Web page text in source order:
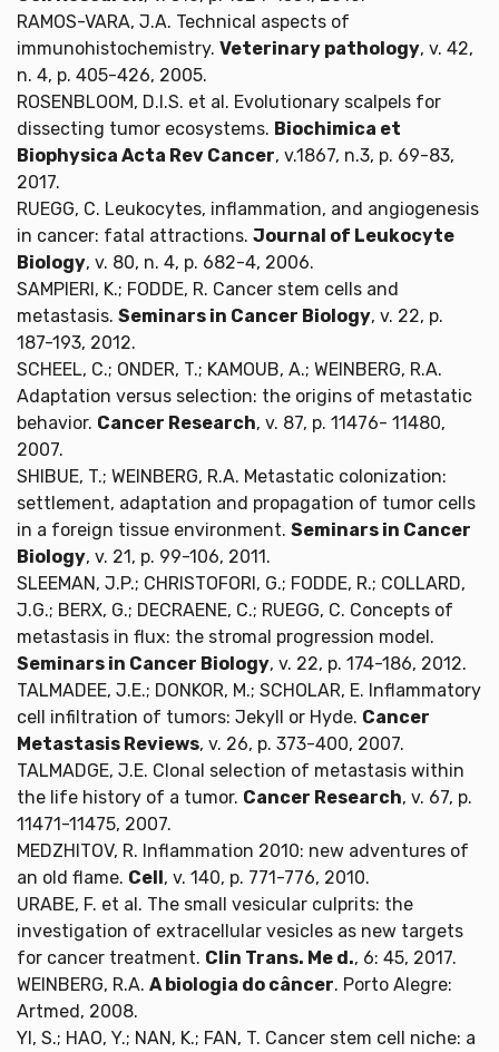
RAMOS-VARA, J.A. Technical aspects of
immunohistochemistry. Veterinary pathology, v. 42,
n. 4, p. 405-426, 2005.
ROSENBLOOM, D.I.S. et al. Evolutionary scalpels for
dissecting tumor ecosystems. Biochimica et
Biophysica Acta Rev Cancer, v.1867, n.3, p. 69-83,
2017.
RUEGG, C. Leukocytes, inflammation, and angiogenesis
in cancer: fatal attractions. Journal of Leukocyte
Biology, v. 80, n. 4, p. 682-4, 2006.
SAMPIERI, K.; FODDE, R. Cancer stem cells and
metastasis. Seminars in Cancer Biology, v. 22, p.
187-193, 2012.
SCHEEL, C.; ONDER, T.; KAMOUB, A.; WEINBERG, R.A.
Adaptation versus selection: the origins of metastatic
behavior. Cancer Research, v. 87, p. 11476- 11480,
2007.
SHIBUE, T.; WEINBERG, R.A. Metastatic colonization:
settlement, adaptation and propagation of tumor cells
in a foreign tissue environment. Seminars in Cancer
Biology, v. 21, p. 99-106, 2011.
SLEEMAN, J.P.; CHRISTOFORI, G.; FODDE, R.; COLLARD,
J.G.; BERX, G.; DECRAENE, C.; RUEGG, C. Concepts of
metastasis in flux: the stromal progression model.
Seminars in Cancer Biology, v. 22, p. 174-186, 2012.
TALMADEE, J.E.; DONKOR, M.; SCHOLAR, E. Inflammatory
cell infiltration of tumors: Jekyll or Hyde. Cancer
Metastasis Reviews, v. 26, p. 373-400, 2007.
TALMADGE, J.E. Clonal selection of metastasis within
the life history of a tumor. Cancer Research, v. 67, p.
11471-11475, 2007.
MEDZHITOV, R. Inflammation 2010: new adventures of
an old flame. Cell, v. 140, p. 771-776, 2010.
URABE, F. et al. The small vesicular culprits: the
investigation of extracellular vesicles as new targets
for cancer treatment. Clin Trans. Me d., 6: 45, 2017.
WEINBERG, R.A. A biologia do câncer. Porto Alegre:
Artmed, 2008.
YI, S.; HAO, Y.; NAN, K.; FAN, T. Cancer stem cell niche: a